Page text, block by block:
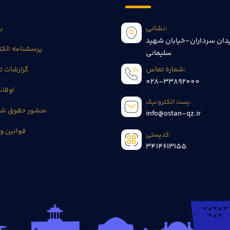
پرسشنامه
منشور حقوق
قوانین
نشانی:
سرداران-خیابان شهید
سلیمانی
شماره تماس:
028-33892000
پست الکترونیک:
info@ostan-qz.ir
کدپستی:
3414613155